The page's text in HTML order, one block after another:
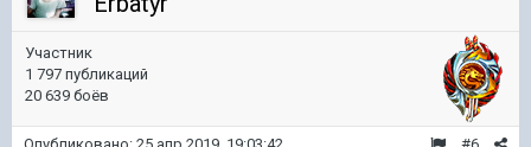
Участник
1 797 публикаций
20 639 боёв